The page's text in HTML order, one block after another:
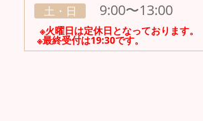
土・日 9:00〜13:00
※火曜日は定休日となっております。
※最終受付は19:30です。